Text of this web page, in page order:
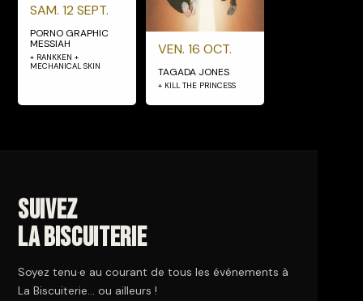
SAM. 12 SEPT.
PORNO GRAPHIC
MESSIAH
+ RANKKEN +
MECHANICAL SKIN
VEN. 16 OCT.
TAGADA JONES
+ KILL THE PRINCESS
Suivez
La Biscuiterie
Soyez tenu·e au courant de tous les événements à
La Biscuiterie… ou ailleurs !